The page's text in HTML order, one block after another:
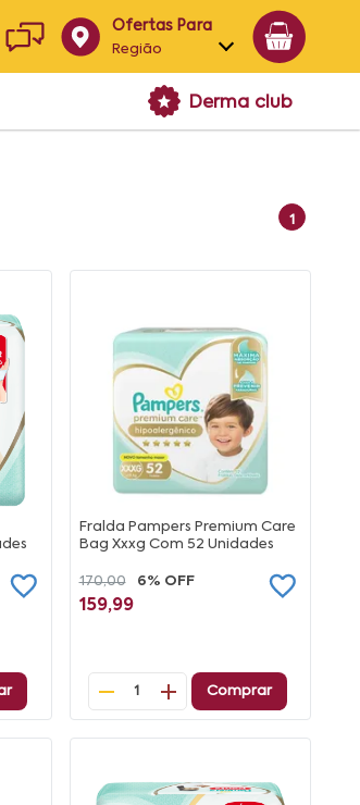
Ofertas Para
Região
Alagoas
Derma club
1
Fralda Pampers Premium Care
Bag Xxxg Com 52 Unidades
170,00 6% OFF
159,99
1 Comprar